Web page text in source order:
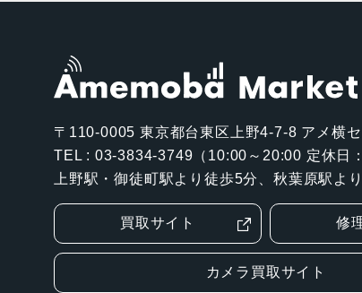
〒110-0005 東京都台東区上野4-7-8 アメ横
TEL : 03-3834-3749（10:00～20:00 定休日
上野駅・御徒町駅より徒歩5分、秋葉原駅よ
買取サイト 修
カメラ買取サイト